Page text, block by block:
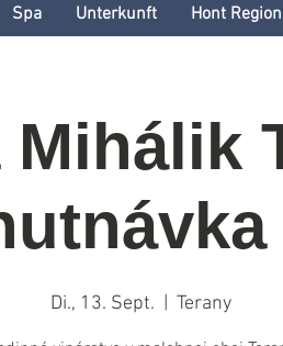
Spa Unterkunft Hont Region
Di., 13. Sept. Terany